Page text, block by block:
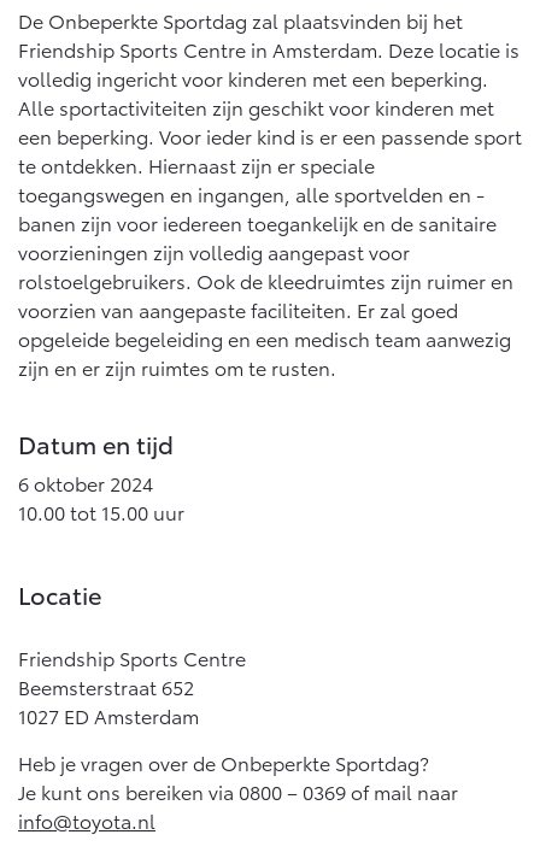
De Onbeperkte Sportdag zal plaatsvinden bij het
Friendship Sports Centre in Amsterdam. Deze locatie is
volledig ingericht voor kinderen met een beperking.
Alle sportactiviteiten zijn geschikt voor kinderen met
een beperking. Voor ieder kind is er een passende sport
te ontdekken. Hiernaast zijn er speciale
toegangswegen en ingangen, alle sportvelden en -
banen zijn voor iedereen toegankelijk en de sanitaire
voorzieningen zijn volledig aangepast voor
rolstoelgebruikers. Ook de kleedruimtes zijn ruimer en
voorzien van aangepaste faciliteiten. Er zal goed
opgeleide begeleiding en een medisch team aanwezig
zijn en er zijn ruimtes om te rusten.
Datum en tijd
6 oktober 2024
10.00 tot 15.00 uur
Locatie
Friendship Sports Centre
Beemsterstraat 652
1027 ED Amsterdam
Heb je vragen over de Onbeperkte Sportdag?
Je kunt ons bereiken via 0800 – 0369 of mail naar
info@toyota.nl